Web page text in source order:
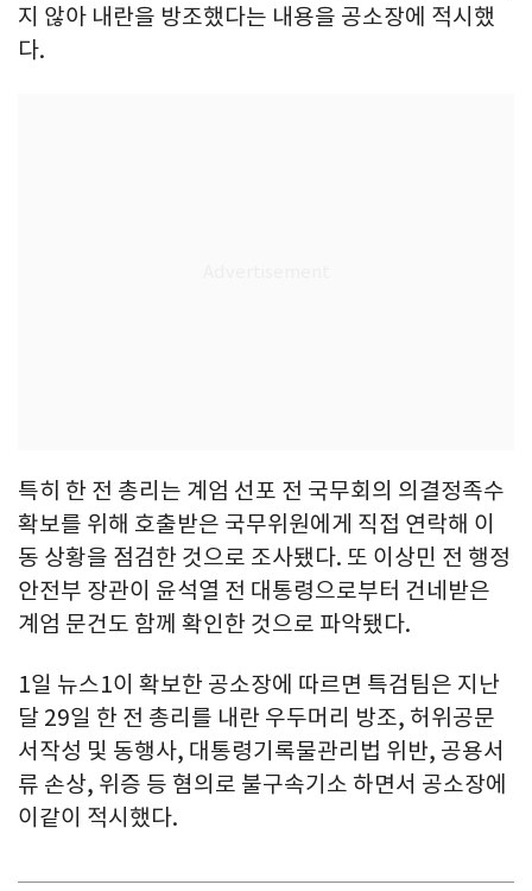
지 않아 내란을 방조했다는 내용을 공소장에 적시했
다.
특히 한 전 총리는 계엄 선포 전 국무회의 의결정족수
확보를 위해 호출받은 국무위원에게 직접 연락해 이
동 상황을 점검한 것으로 조사됐다. 또 이상민 전 행정
안전부 장관이 윤석열 전 대통령으로부터 건네받은
계엄 문건도 함께 확인한 것으로 파악됐다.
1일 뉴스1이 확보한 공소장에 따르면 특검팀은 지난
달 29일 한 전 총리를 내란 우두머리 방조, 허위공문
서작성 및 동행사, 대통령기록물관리법 위반, 공용서
류 손상, 위증 등 혐의로 불구속기소 하면서 공소장에
이같이 적시했다.